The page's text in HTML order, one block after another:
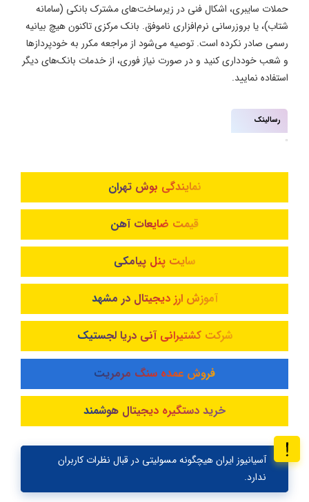
حملات سایبری، اشکال فنی در زیرساخت‌های مشترک بانکی (سامانه
شتاب)، یا بروزرسانی نرم‌افزاری ناموفق. بانک مرکزی تاکنون هیچ بیانیه
رسمی صادر نکرده است. توصیه می‌شود از مراجعه مکرر به خودپردازها
و شعب خودداری کنید و در صورت نیاز فوری، از خدمات بانک‌های دیگر
استفاده نمایید.
رسالینک
نمایندگی بوش تهران
قیمت ضایعات آهن
سایت پنل پیامکی
آموزش ارز دیجیتال در مشهد
شرکت کشتیرانی آنی دریا لجستیک
فروش عمده سنگ مرمریت
خرید دستگیره دیجیتال هوشمند
آسیانیوز ایران هیچگونه مسولیتی در قبال نظرات کاربران
ندارد.